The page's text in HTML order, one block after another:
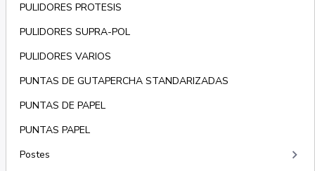
PULIDORES PROTESIS
PULIDORES SUPRA-POL
PULIDORES VARIOS
PUNTAS DE GUTAPERCHA STANDARIZADAS
PUNTAS DE PAPEL
PUNTAS PAPEL
Postes
keyboard_arrow_right